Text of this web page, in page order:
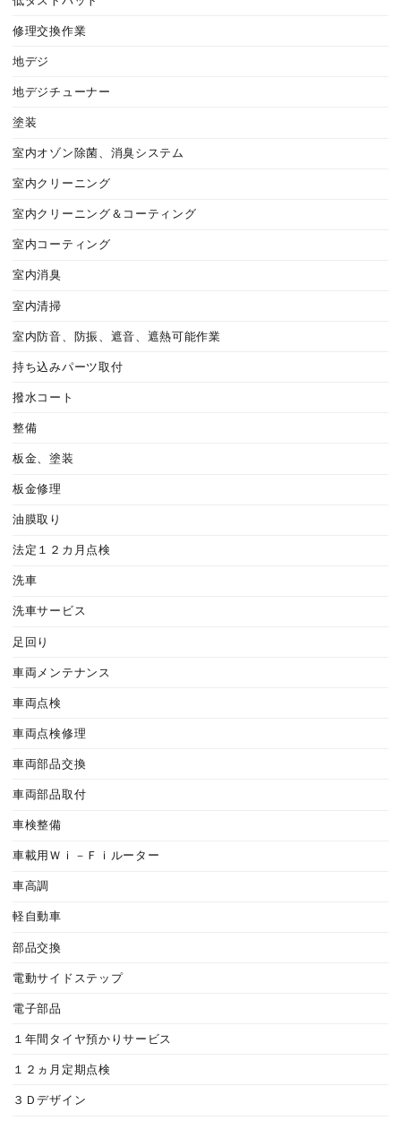
修理交換作業
地デジ
地デジチューナー
塗装
室内オゾン除菌、消臭システム
室内クリーニング
室内クリーニング＆コーティング
室内コーティング
室内消臭
室内清掃
室内防音、防振、遮音、遮熱可能作業
持ち込みパーツ取付
撥水コート
整備
板金、塗装
板金修理
油膜取り
法定１２カ月点検
洗車
洗車サービス
足回り
車両メンテナンス
車両点検
車両点検修理
車両部品交換
車両部品取付
車検整備
車載用Ｗｉ－Ｆｉルーター
車高調
軽自動車
部品交換
電動サイドステップ
電子部品
１年間タイヤ預かりサービス
１２ヵ月定期点検
３Ｄデザイン